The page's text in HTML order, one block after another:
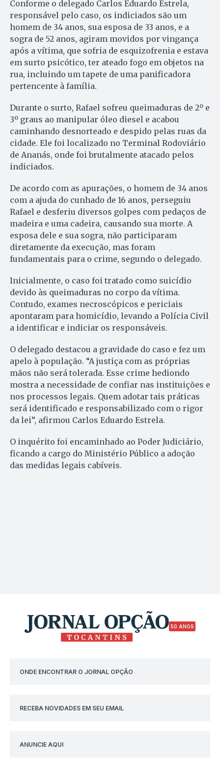
Conforme o delegado Carlos Eduardo Estrela,
responsável pelo caso, os indiciados são um
homem de 34 anos, sua esposa de 33 anos, e a
sogra de 52 anos, agiram movidos por vingança
após a vítima, que sofria de esquizofrenia e estava
em surto psicótico, ter ateado fogo em objetos na
rua, incluindo um tapete de uma panificadora
pertencente à família.
Durante o surto, Rafael sofreu queimaduras de 2º e
3º graus ao manipular óleo diesel e acabou
caminhando desnorteado e despido pelas ruas da
cidade. Ele foi localizado no Terminal Rodoviário
de Ananás, onde foi brutalmente atacado pelos
indiciados.
De acordo com as apurações, o homem de 34 anos
com a ajuda do cunhado de 16 anos, perseguiu
Rafael e desferiu diversos golpes com pedaços de
madeira e uma cadeira, causando sua morte. A
esposa dele e sua sogra, não participaram
diretamente da execução, mas foram
fundamentais para o crime, segundo o delegado.
Inicialmente, o caso foi tratado como suicídio
devido às queimaduras no corpo da vítima.
Contudo, exames necroscópicos e periciais
apontaram para homicídio, levando a Polícia Civil
a identificar e indiciar os responsáveis.
O delegado destacou a gravidade do caso e fez um
apelo à população. “A justiça com as próprias
mãos não será tolerada. Esse crime hediondo
mostra a necessidade de confiar nas instituições e
nos processos legais. Quem adotar tais práticas
será identificado e responsabilizado com o rigor
da lei”, afirmou Carlos Eduardo Estrela.
O inquérito foi encaminhado ao Poder Judiciário,
ficando a cargo do Ministério Público a adoção
das medidas legais cabíveis.
50 ANOS
ONDE ENCONTRAR O JORNAL OPÇÃO
RECEBA NOVIDADES EM SEU EMAIL
ANUNCIE AQUI